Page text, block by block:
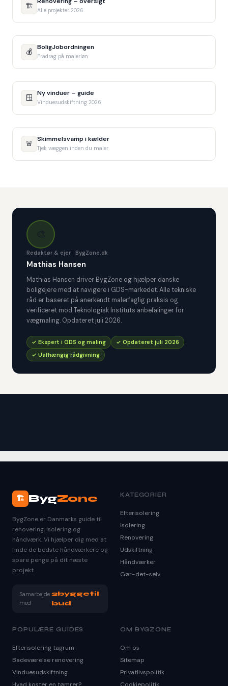
🏗️ Alle projekter 2026
💰
BoligJobordningen
Fradrag på malerløn
🪟
Ny vinduer – guide
Vinduesudskiftning 2026
🚨
Skimmelsvamp i kælder
Tjek væggen inden du maler
🎨
Redaktør & ejer · BygZone.dk
Mathias Hansen
Mathias Hansen driver BygZone og hjælper danske
boligejere med at navigere i GDS-markedet. Alle tekniske
råd er baseret på anerkendt malerfaglig praksis og
verificeret mod Teknologisk Instituts anbefalinger for
vægmaling. Opdateret juli 2026.
✓ Ekspert i GDS og maling
✓ Opdateret juli 2026
✓ Uafhængig rådgivning
🏗️ BygZone
BygZone er Danmarks guide til
renovering, isolering og
håndværk. Vi hjælper dig med at
finde de bedste håndværkere og
spare penge på dit næste
projekt.
Samarbejde
med
3byggetil
bud
KATEGORIER
Efterisolering
Isolering
Renovering
Udskiftning
Håndværker
Gør-det-selv
POPULÆRE GUIDES
Efterisolering tagrum
Badeværelse renovering
Vinduesudskiftning
OM BYGZONE
Om os
Sitemap
Privatlivspolitik